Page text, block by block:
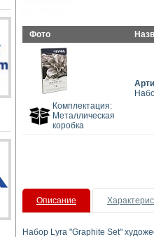
Фото
Комплектация:
Металлическая
коробка
Описание
Набор Lyra "Graphite Set"